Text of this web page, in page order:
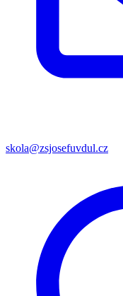
skola@zsjosefuvdul.cz